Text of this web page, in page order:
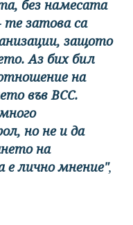
без намесата
затова са
защото
Аз бих бил
на
във ВСС.
но не и да
на
е лично мнение",